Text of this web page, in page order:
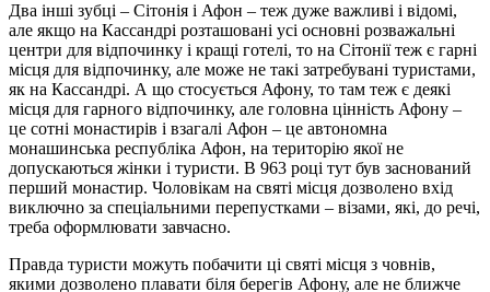
Два інші зубці – Сітонія і Афон – теж дуже важливі і відомі,
але якщо на Кассандрі розташовані усі основні розважальні
центри для відпочинку і кращі готелі, то на Сітонії теж є гарні
місця для відпочинку, але може не такі затребувані туристами,
як на Кассандрі. А що стосується Афону, то там теж є деякі
місця для гарного відпочинку, але головна цінність Афону –
це сотні монастирів і взагалі Афон – це автономна
монашинська республіка Афон, на територію якої не
допускаються жінки і туристи. В 963 році тут був заснований
перший монастир. Чоловікам на святі місця дозволено вхід
виключно за спеціальними перепустками – візами, які, до речі,
треба оформлювати завчасно.
Правда туристи можуть побачити ці святі місця з човнів,
якими дозволено плавати біля берегів Афону, але не ближче